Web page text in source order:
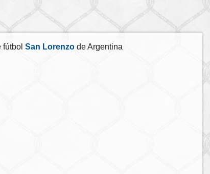
San Lorenzode Argentina